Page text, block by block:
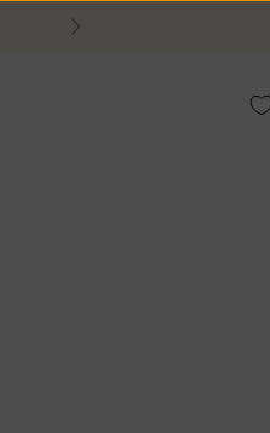
Suivant